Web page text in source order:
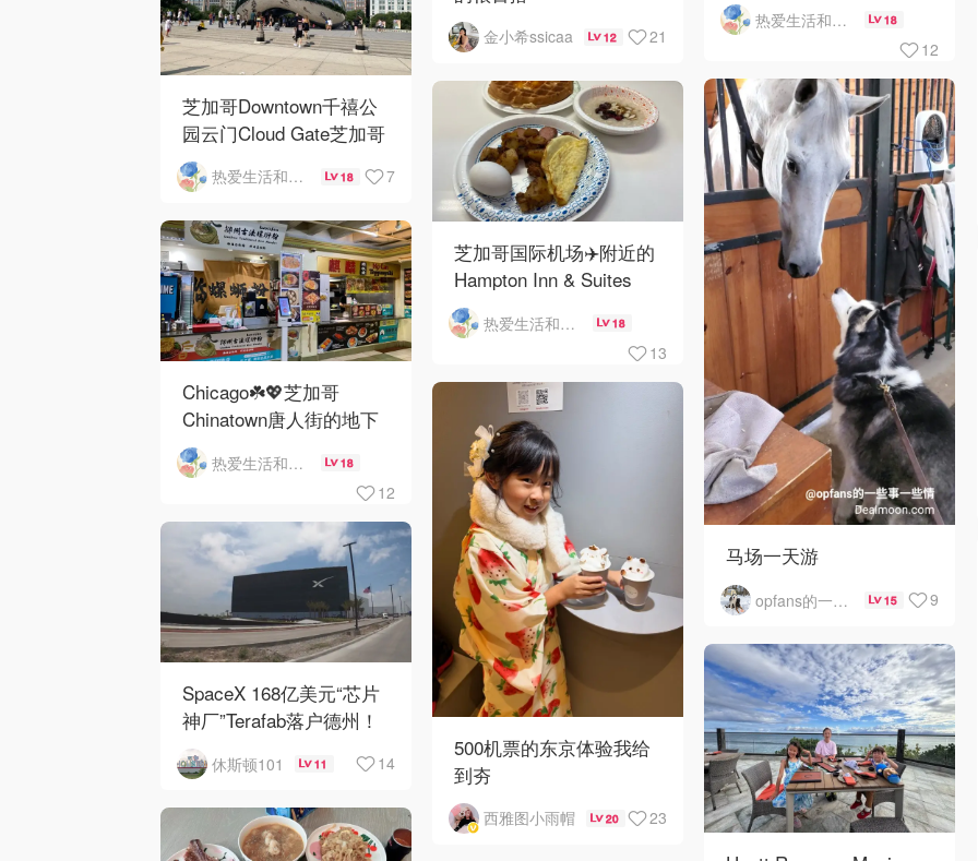
金小希ssicaa 12 21
热爱生活和自由的轻舞飞扬 18
12
芝加哥Downtown千禧公
园云门Cloud Gate芝加哥
河街景❤️鳞次栉比的高楼
热爱生活和自由的轻舞飞扬 18 7
马场一天游
opfans的一些事一些情 15 9
芝加哥国际机场✈️附近的
Hampton Inn & Suites
Rosemont Chicago
O'Hare自助早餐
热爱生活和自由的轻舞飞扬 18
13
Chicago☘️💖芝加哥
Chinatown唐人街的地下
mini小美食城
热爱生活和自由的轻舞飞扬 18
12
500机票的东京体验我给
到夯
西雅图小雨帽 20 23
SpaceX 168亿美元“芯片
神厂”Terafab落户德州！
休斯顿101 11 14